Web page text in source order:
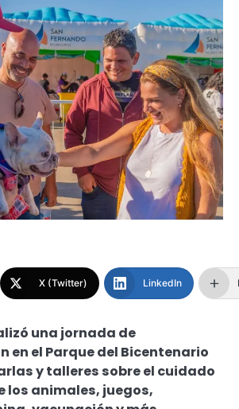
X (Twitter) LinkedIn
una jornada de
en el Parque del Bicentenario
y talleres sobre el cuidado
los animales, juegos,